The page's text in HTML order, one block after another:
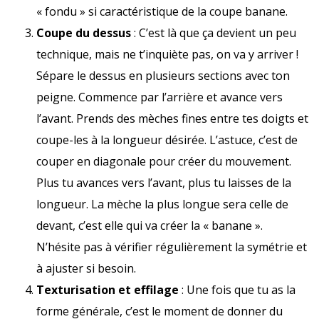
« fondu » si caractéristique de la coupe banane.
Coupe du dessus: C’est là que ça devient un peu
technique, mais ne t’inquiète pas, on va y arriver !
Sépare le dessus en plusieurs sections avec ton
peigne. Commence par l’arrière et avance vers
l’avant. Prends des mèches fines entre tes doigts et
coupe-les à la longueur désirée. L’astuce, c’est de
couper en diagonale pour créer du mouvement.
Plus tu avances vers l’avant, plus tu laisses de la
longueur. La mèche la plus longue sera celle de
devant, c’est elle qui va créer la « banane ».
N’hésite pas à vérifier régulièrement la symétrie et
à ajuster si besoin.
Texturisation et effilage : Une fois que tu as la
forme générale, c’est le moment de donner du